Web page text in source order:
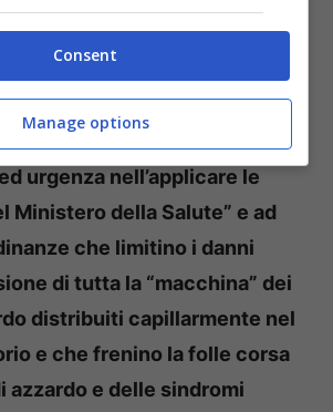
di Gaeta – si
comunali che ricadono
diocesana ad agire con
urgenza nell’applicare le
Ministero della Salute” e ad
che limitino i danni
di tutta la “macchina” dei
distribuiti capillarmente nel
e che frenino la folle corsa
azzardo e delle sindromi
Consent
Manage options